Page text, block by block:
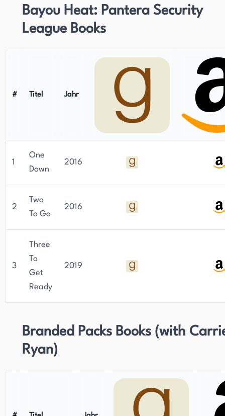
Bayou Heat: Pantera Security
League Books
# Titel Jahr
1
One
Down
2016
2
Two
To Go
2016
3
Three
To
Get
Ready
2019
Branded Packs Books (with
Ryan)